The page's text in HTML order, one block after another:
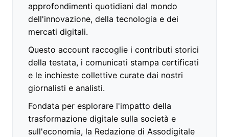
approfondimenti quotidiani dal mondo
dell'innovazione, della tecnologia e dei
mercati digitali.
Questo account raccoglie i contributi storici
della testata, i comunicati stampa certificati
e le inchieste collettive curate dai nostri
giornalisti e analisti.
Fondata per esplorare l'impatto della
trasformazione digitale sulla società e
sull'economia, la Redazione di Assodigitale